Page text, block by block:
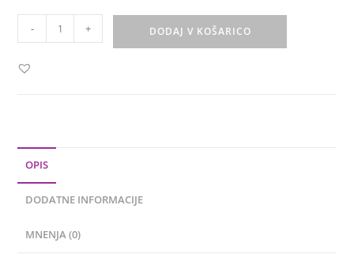
- + DODAJ V KOŠARICO
OPIS
DODATNE INFORMACIJE
MNENJA (0)